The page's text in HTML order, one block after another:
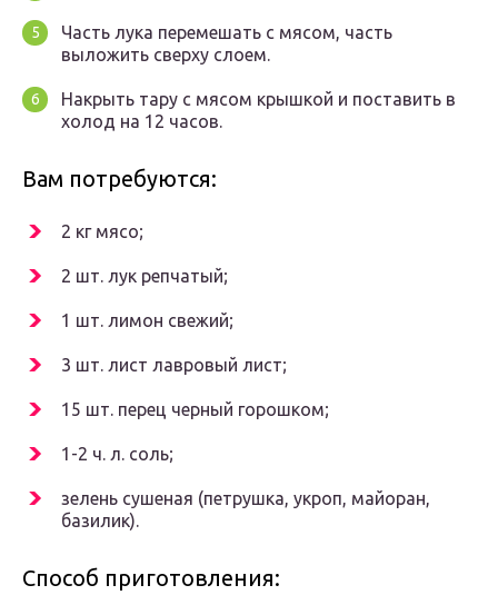
Часть лука перемешать с мясом, часть
выложить сверху слоем.
Накрыть тару с мясом крышкой и поставить в
холод на 12 часов.
Вам потребуются:
2 кг мясо;
2 шт. лук репчатый;
1 шт. лимон свежий;
3 шт. лист лавровый лист;
15 шт. перец черный горошком;
1-2 ч. л. соль;
зелень сушеная (петрушка, укроп, майоран,
базилик).
Способ приготовления: